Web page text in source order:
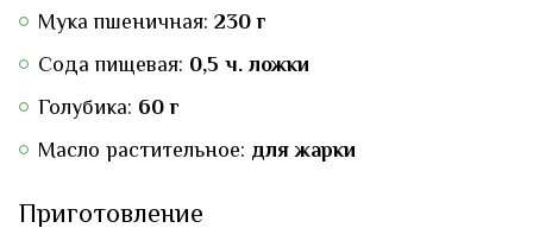
Мука пшеничная: 230 г
Сода пищевая: 0,5 ч. ложки
Голубика: 60 г
Масло растительное: для жарки
Приготовление